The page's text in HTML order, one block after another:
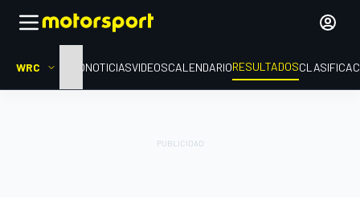
WRC INICIONOTICIASVIDEOSCALENDARIORESULTADOS